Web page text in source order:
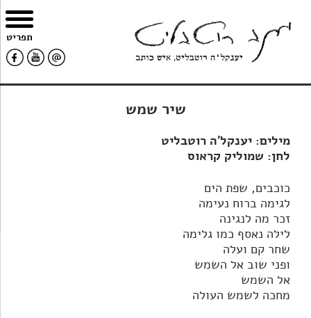
הצהרת
עבור
שיר שמש
מילים: יענקל'ה רוטבליט
לחן: שמוליק קראוס
כוכבים, שפת הים
לגימה ברוח נעימה
זכר מה לנגינה
לילה נאסף כמו גלימה
שחר קם ועלה
ופני שוב אל השמש
אל השמש
מחכה לשמש העולה
תפריט